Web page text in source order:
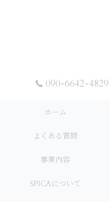
090-6642-4829
ホーム
よくある質問
事業内容
SPICAについて